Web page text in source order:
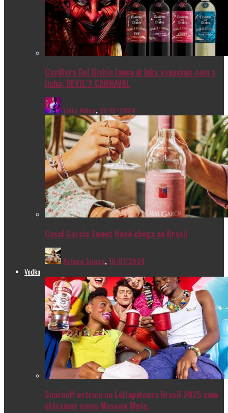
Casillero Del Diablo lança drinks especiais com a
linha: DEVIL’S CARNAVAL
Livia Alves,13/12/2024
Casal Garcia Sweet Rosé chega ao Brasil
Ariana Souza,10/01/2024
Vodka
Smirnoff estreia no Lollapalooza Brasil 2025 com
clássicos como Moscow Mule.